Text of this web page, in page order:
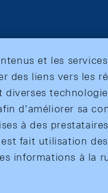
et les
des liens vers les
d'améliorer sa
à des
fait utilisation
informations à la